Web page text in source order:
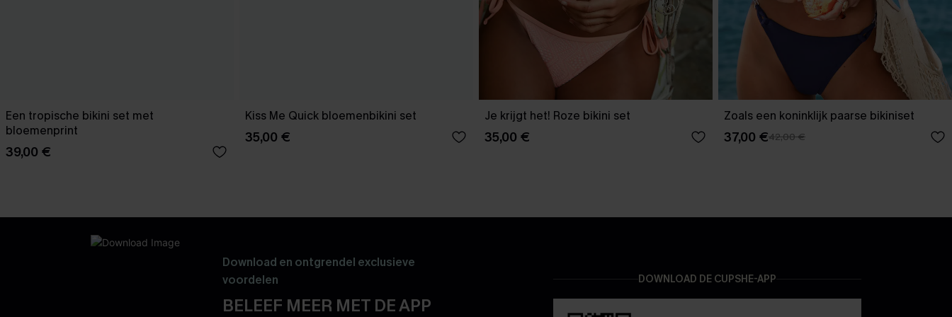
Een tropische bikini set met
bloemenprint
39,00 €
Kiss Me Quick bloemenbikini set
35,00 €
Je krijgt het! Roze bikini set
35,00 €
Zoals een koninklijk paarse bikiniset
37,00 €42,00 €
Download en ontgrendel exclusieve
voordelen
BELEEF MEER MET DE APP
DOWNLOAD DE CUPSHE-APP